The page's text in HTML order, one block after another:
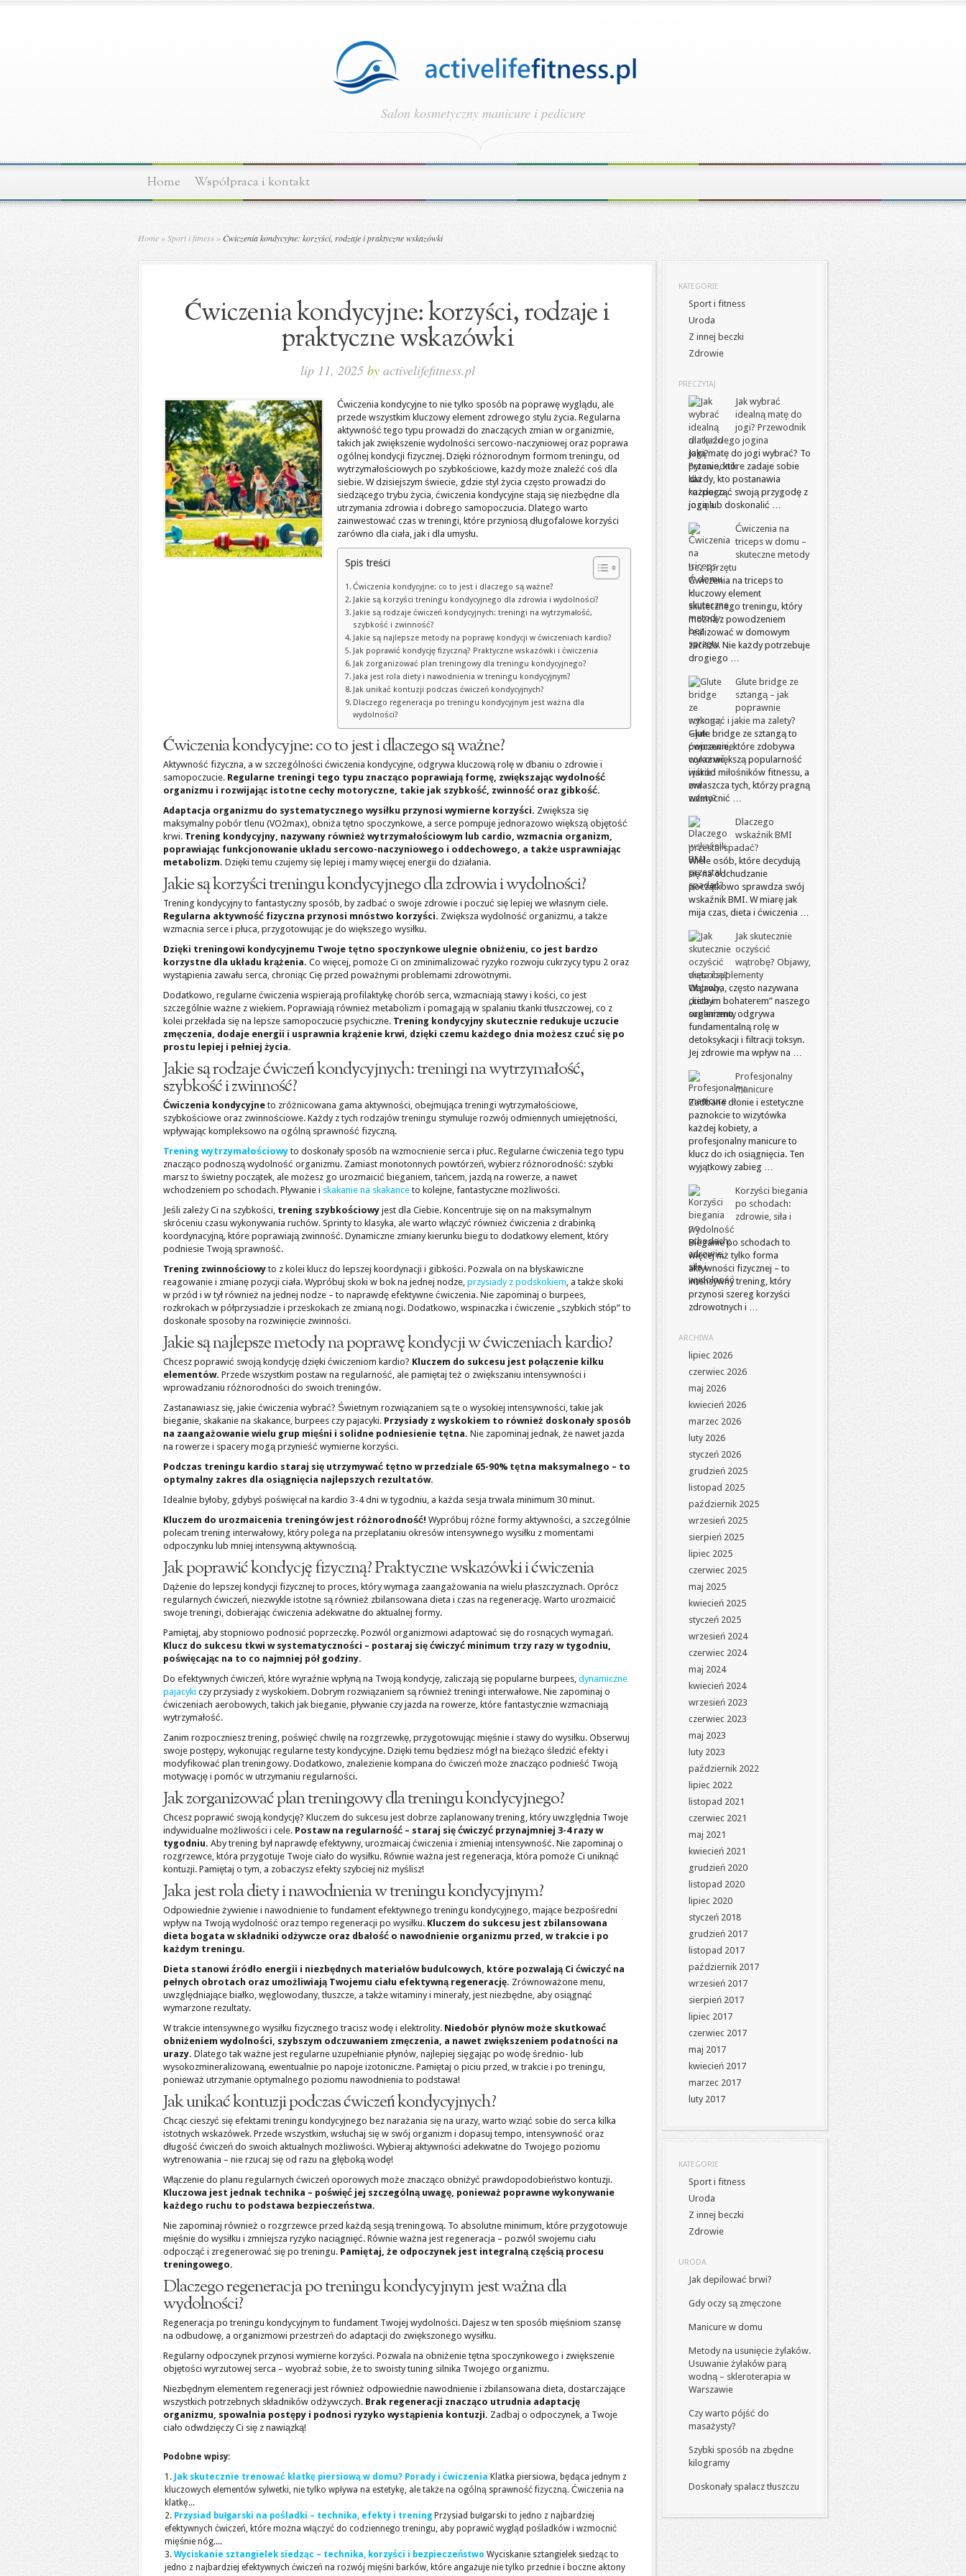
Salon kosmetyczny manicure i pedicure
Home Współpraca i kontakt
Home »Sport i fitness »Ćwiczenia kondycyjne: korzyści, rodzaje i praktyczne wskazówki
Ćwiczenia kondycyjne: korzyści, rodzaje i
praktyczne wskazówki
lip 11, 2025 by activelifefitness.pl
Ćwiczenia kondycyjne to nie tylko sposób na poprawę wyglądu, ale
przede wszystkim kluczowy element zdrowego stylu życia. Regularna
aktywność tego typu prowadzi do znaczących zmian w organizmie,
takich jak zwiększenie wydolności sercowo-naczyniowej oraz poprawa
ogólnej kondycji fizycznej. Dzięki różnorodnym formom treningu, od
wytrzymałościowych po szybkościowe, każdy może znaleźć coś dla
siebie. W dzisiejszym świecie, gdzie styl życia często prowadzi do
siedzącego trybu życia, ćwiczenia kondycyjne stają się niezbędne dla
utrzymania zdrowia i dobrego samopoczucia. Dlatego warto
zainwestować czas w treningi, które przyniosą długofalowe korzyści
zarówno dla ciała, jak i dla umysłu.
Spis treści
Ćwiczenia kondycyjne: co to jest i dlaczego są ważne?
Jakie są korzyści treningu kondycyjnego dla zdrowia i wydolności?
Jakie są rodzaje ćwiczeń kondycyjnych: treningi na wytrzymałość,
szybkość i zwinność?
Jakie są najlepsze metody na poprawę kondycji w ćwiczeniach kardio?
Jak poprawić kondycję fizyczną? Praktyczne wskazówki i ćwiczenia
Jak zorganizować plan treningowy dla treningu kondycyjnego?
Jaka jest rola diety i nawodnienia w treningu kondycyjnym?
Jak unikać kontuzji podczas ćwiczeń kondycyjnych?
Dlaczego regeneracja po treningu kondycyjnym jest ważna dla
wydolności?
Ćwiczenia kondycyjne: co to jest i dlaczego są ważne?
Aktywność fizyczna, a w szczególności ćwiczenia kondycyjne, odgrywa kluczową rolę w dbaniu o zdrowie i
samopoczucie. Regularne treningi tego typu znacząco poprawiają formę, zwiększając wydolność
organizmu i rozwijając istotne cechy motoryczne, takie jak szybkość, zwinność oraz gibkość.
Adaptacja organizmu do systematycznego wysiłku przynosi wymierne korzyści. Zwiększa się
maksymalny pobór tlenu (VO2max), obniża tętno spoczynkowe, a serce pompuje jednorazowo większą objętość
krwi. Trening kondycyjny, nazywany również wytrzymałościowym lub cardio, wzmacnia organizm,
poprawiając funkcjonowanie układu sercowo-naczyniowego i oddechowego, a także usprawniając
metabolizm. Dzięki temu czujemy się lepiej i mamy więcej energii do działania.
Jakie są korzyści treningu kondycyjnego dla zdrowia i wydolności?
Trening kondycyjny to fantastyczny sposób, by zadbać o swoje zdrowie i poczuć się lepiej we własnym ciele.
Regularna aktywność fizyczna przynosi mnóstwo korzyści. Zwiększa wydolność organizmu, a także
wzmacnia serce i płuca, przygotowując je do większego wysiłku.
Dzięki treningowi kondycyjnemu Twoje tętno spoczynkowe ulegnie obniżeniu, co jest bardzo
korzystne dla układu krążenia. Co więcej, pomoże Ci on zminimalizować ryzyko rozwoju cukrzycy typu 2 oraz
wystąpienia zawału serca, chroniąc Cię przed poważnymi problemami zdrowotnymi.
Dodatkowo, regularne ćwiczenia wspierają profilaktykę chorób serca, wzmacniają stawy i kości, co jest
szczególnie ważne z wiekiem. Poprawiają również metabolizm i pomagają w spalaniu tkanki tłuszczowej, co z
kolei przekłada się na lepsze samopoczucie psychiczne. Trening kondycyjny skutecznie redukuje uczucie
zmęczenia, dodaje energii i usprawnia krążenie krwi, dzięki czemu każdego dnia możesz czuć się po
prostu lepiej i pełniej życia.
Jakie są rodzaje ćwiczeń kondycyjnych: treningi na wytrzymałość,
szybkość i zwinność?
Ćwiczenia kondycyjne to zróżnicowana gama aktywności, obejmująca treningi wytrzymałościowe,
szybkościowe oraz zwinnościowe. Każdy z tych rodzajów treningu stymuluje rozwój odmiennych umiejętności,
wpływając kompleksowo na ogólną sprawność fizyczną.
Trening wytrzymałościowy to doskonały sposób na wzmocnienie serca i płuc. Regularne ćwiczenia tego typu
znacząco podnoszą wydolność organizmu. Zamiast monotonnych powtórzeń, wybierz różnorodność: szybki
marsz to świetny początek, ale możesz go urozmaicić bieganiem, tańcem, jazdą na rowerze, a nawet
wchodzeniem po schodach. Pływanie i skakanie na skakance to kolejne, fantastyczne możliwości.
Jeśli zależy Ci na szybkości, trening szybkościowy jest dla Ciebie. Koncentruje się on na maksymalnym
skróceniu czasu wykonywania ruchów. Sprinty to klasyka, ale warto włączyć również ćwiczenia z drabinką
koordynacyjną, które poprawiają zwinność. Dynamiczne zmiany kierunku biegu to dodatkowy element, który
podniesie Twoją sprawność.
Trening zwinnościowy to z kolei klucz do lepszej koordynacji i gibkości. Pozwala on na błyskawiczne
reagowanie i zmianę pozycji ciała. Wypróbuj skoki w bok na jednej nodze, przysiady z podskokiem, a także skoki
w przód i w tył również na jednej nodze – to naprawdę efektywne ćwiczenia. Nie zapominaj o burpees,
rozkrokach w półprzysiadzie i przeskokach ze zmianą nogi. Dodatkowo, wspinaczka i ćwiczenie „szybkich stóp” to
doskonałe sposoby na rozwinięcie zwinności.
Jakie są najlepsze metody na poprawę kondycji w ćwiczeniach kardio?
Chcesz poprawić swoją kondycję dzięki ćwiczeniom kardio? Kluczem do sukcesu jest połączenie kilku
elementów. Przede wszystkim postaw na regularność, ale pamiętaj też o zwiększaniu intensywności i
wprowadzaniu różnorodności do swoich treningów.
Zastanawiasz się, jakie ćwiczenia wybrać? Świetnym rozwiązaniem są te o wysokiej intensywności, takie jak
bieganie, skakanie na skakance, burpees czy pajacyki. Przysiady z wyskokiem to również doskonały sposób
na zaangażowanie wielu grup mięśni i solidne podniesienie tętna. Nie zapominaj jednak, że nawet jazda
na rowerze i spacery mogą przynieść wymierne korzyści.
Podczas treningu kardio staraj się utrzymywać tętno w przedziale 65-90% tętna maksymalnego – to
optymalny zakres dla osiągnięcia najlepszych rezultatów.
Idealnie byłoby, gdybyś poświęcał na kardio 3-4 dni w tygodniu, a każda sesja trwała minimum 30 minut.
Kluczem do urozmaicenia treningów jest różnorodność! Wypróbuj różne formy aktywności, a szczególnie
polecam trening interwałowy, który polega na przeplataniu okresów intensywnego wysiłku z momentami
odpoczynku lub mniej intensywną aktywnością.
Jak poprawić kondycję fizyczną? Praktyczne wskazówki i ćwiczenia
Dążenie do lepszej kondycji fizycznej to proces, który wymaga zaangażowania na wielu płaszczyznach. Oprócz
regularnych ćwiczeń, niezwykle istotne są również zbilansowana dieta i czas na regenerację. Warto urozmaicić
swoje treningi, dobierając ćwiczenia adekwatne do aktualnej formy.
Pamiętaj, aby stopniowo podnosić poprzeczkę. Pozwól organizmowi adaptować się do rosnących wymagań.
Klucz do sukcesu tkwi w systematyczności – postaraj się ćwiczyć minimum trzy razy w tygodniu,
poświęcając na to co najmniej pół godziny.
Do efektywnych ćwiczeń, które wyraźnie wpłyną na Twoją kondycję, zaliczają się popularne burpees, dynamiczne
pajacyki czy przysiady z wyskokiem. Dobrym rozwiązaniem są również treningi interwałowe. Nie zapominaj o
ćwiczeniach aerobowych, takich jak bieganie, pływanie czy jazda na rowerze, które fantastycznie wzmacniają
wytrzymałość.
Zanim rozpoczniesz trening, poświęć chwilę na rozgrzewkę, przygotowując mięśnie i stawy do wysiłku. Obserwuj
swoje postępy, wykonując regularne testy kondycyjne. Dzięki temu będziesz mógł na bieżąco śledzić efekty i
modyfikować plan treningowy. Dodatkowo, znalezienie kompana do ćwiczeń może znacząco podnieść Twoją
motywację i pomóc w utrzymaniu regularności.
Jak zorganizować plan treningowy dla treningu kondycyjnego?
Chcesz poprawić swoją kondycję? Kluczem do sukcesu jest dobrze zaplanowany trening, który uwzględnia Twoje
indywidualne możliwości i cele. Postaw na regularność – staraj się ćwiczyć przynajmniej 3-4 razy w
tygodniu. Aby trening był naprawdę efektywny, urozmaicaj ćwiczenia i zmieniaj intensywność. Nie zapominaj o
rozgrzewce, która przygotuje Twoje ciało do wysiłku. Równie ważna jest regeneracja, która pomoże Ci uniknąć
kontuzji. Pamiętaj o tym, a zobaczysz efekty szybciej niż myślisz!
Jaka jest rola diety i nawodnienia w treningu kondycyjnym?
Odpowiednie żywienie i nawodnienie to fundament efektywnego treningu kondycyjnego, mające bezpośredni
wpływ na Twoją wydolność oraz tempo regeneracji po wysiłku. Kluczem do sukcesu jest zbilansowana
dieta bogata w składniki odżywcze oraz dbałość o nawodnienie organizmu przed, w trakcie i po
każdym treningu.
Dieta stanowi źródło energii i niezbędnych materiałów budulcowych, które pozwalają Ci ćwiczyć na
pełnych obrotach oraz umożliwiają Twojemu ciału efektywną regenerację. Zrównoważone menu,
uwzględniające białko, węglowodany, tłuszcze, a także witaminy i minerały, jest niezbędne, aby osiągnąć
wymarzone rezultaty.
W trakcie intensywnego wysiłku fizycznego tracisz wodę i elektrolity. Niedobór płynów może skutkować
obniżeniem wydolności, szybszym odczuwaniem zmęczenia, a nawet zwiększeniem podatności na
urazy. Dlatego tak ważne jest regularne uzupełnianie płynów, najlepiej sięgając po wodę średnio- lub
wysokozmineralizowaną, ewentualnie po napoje izotoniczne. Pamiętaj o piciu przed, w trakcie i po treningu,
ponieważ utrzymanie optymalnego poziomu nawodnienia to podstawa!
Jak unikać kontuzji podczas ćwiczeń kondycyjnych?
Chcąc cieszyć się efektami treningu kondycyjnego bez narażania się na urazy, warto wziąć sobie do serca kilka
istotnych wskazówek. Przede wszystkim, wsłuchaj się w swój organizm i dopasuj tempo, intensywność oraz
długość ćwiczeń do swoich aktualnych możliwości. Wybieraj aktywności adekwatne do Twojego poziomu
wytrenowania – nie rzucaj się od razu na głęboką wodę!
Włączenie do planu regularnych ćwiczeń oporowych może znacząco obniżyć prawdopodobieństwo kontuzji.
Kluczowa jest jednak technika – poświęć jej szczególną uwagę, ponieważ poprawne wykonywanie
każdego ruchu to podstawa bezpieczeństwa.
Nie zapominaj również o rozgrzewce przed każdą sesją treningową. To absolutne minimum, które przygotowuje
mięśnie do wysiłku i zmniejsza ryzyko naciągnięć. Równie ważna jest regeneracja – pozwól swojemu ciału
odpocząć i zregenerować się po treningu. Pamiętaj, że odpoczynek jest integralną częścią procesu
treningowego.
Dlaczego regeneracja po treningu kondycyjnym jest ważna dla
wydolności?
Regeneracja po treningu kondycyjnym to fundament Twojej wydolności. Dajesz w ten sposób mięśniom szansę
na odbudowę, a organizmowi przestrzeń do adaptacji do zwiększonego wysiłku.
Regularny odpoczynek przynosi wymierne korzyści. Pozwala na obniżenie tętna spoczynkowego i zwiększenie
objętości wyrzutowej serca – wyobraź sobie, że to swoisty tuning silnika Twojego organizmu.
Niezbędnym elementem regeneracji jest również odpowiednie nawodnienie i zbilansowana dieta, dostarczające
wszystkich potrzebnych składników odżywczych. Brak regeneracji znacząco utrudnia adaptację
organizmu, spowalnia postępy i podnosi ryzyko wystąpienia kontuzji. Zadbaj o odpoczynek, a Twoje
ciało odwdzięczy Ci się z nawiązką!
Podobne wpisy:
Jak skutecznie trenować klatkę piersiową w domu? Porady i ćwiczenia Klatka piersiowa, będąca jednym z
kluczowych elementów sylwetki, nie tylko wpływa na estetykę, ale także na ogólną sprawność fizyczną. Ćwiczenia na
klatkę...
Przysiad bułgarski na pośladki – technika, efekty i trening Przysiad bułgarski to jedno z najbardziej
efektywnych ćwiczeń, które można włączyć do codziennego treningu, aby poprawić wygląd pośladków i wzmocnić
mięśnie nóg....
Wyciskanie sztangielek siedząc – technika, korzyści i bezpieczeństwo Wyciskanie sztangielek siedząc to
jedno z najbardziej efektywnych ćwiczeń na rozwój mięśni barków, które angażuje nie tylko przednie i boczne aktony
KATEGORIE
Sport i fitness
Uroda
Z innej beczki
Zdrowie
PRECZYTAJ
Jak wybrać
idealną matę do
jogi? Przewodnik
dla każdego jogina
Jaką matę do jogi wybrać? To
pytanie, które zadaje sobie
każdy, kto postanawia
rozpocząć swoją przygodę z
jogą lub doskonalić …
Ćwiczenia na
triceps w domu –
skuteczne metody
bez sprzętu
Ćwiczenia na triceps to
kluczowy element
skutecznego treningu, który
można z powodzeniem
realizować w domowym
zaciszu. Nie każdy potrzebuje
drogiego …
Glute bridge ze
sztangą – jak
poprawnie
wykonać i jakie ma zalety?
Glute bridge ze sztangą to
ćwiczenie, które zdobywa
coraz większą popularność
wśród miłośników fitnessu, a
zwłaszcza tych, którzy pragną
wzmocnić …
Dlaczego
wskaźnik BMI
przestał spadać?
Wiele osób, które decydują
się na odchudzanie
początkowo sprawdza swój
wskaźnik BMI. W miarę jak
mija czas, dieta i ćwiczenia …
Jak skutecznie
oczyścić
wątrobę? Objawy,
dieta i suplementy
Wątroba, często nazywana
„cichym bohaterem” naszego
organizmu, odgrywa
fundamentalną rolę w
detoksykacji i filtracji toksyn.
Jej zdrowie ma wpływ na …
Profesjonalny
manicure
Zadbane dłonie i estetyczne
paznokcie to wizytówka
każdej kobiety, a
profesjonalny manicure to
klucz do ich osiągnięcia. Ten
wyjątkowy zabieg …
Korzyści biegania
po schodach:
zdrowie, siła i
wydolność
Bieganie po schodach to
więcej niż tylko forma
aktywności fizycznej – to
intensywny trening, który
przynosi szereg korzyści
zdrowotnych i …
ARCHIWA
lipiec 2026
czerwiec 2026
maj 2026
kwiecień 2026
marzec 2026
luty 2026
styczeń 2026
grudzień 2025
listopad 2025
październik 2025
wrzesień 2025
sierpień 2025
lipiec 2025
czerwiec 2025
maj 2025
kwiecień 2025
styczeń 2025
wrzesień 2024
czerwiec 2024
maj 2024
kwiecień 2024
wrzesień 2023
czerwiec 2023
maj 2023
luty 2023
październik 2022
lipiec 2022
listopad 2021
czerwiec 2021
maj 2021
kwiecień 2021
grudzień 2020
listopad 2020
lipiec 2020
styczeń 2018
grudzień 2017
listopad 2017
październik 2017
wrzesień 2017
sierpień 2017
lipiec 2017
czerwiec 2017
maj 2017
kwiecień 2017
marzec 2017
luty 2017
KATEGORIE
Sport i fitness
Uroda
Z innej beczki
Zdrowie
URODA
Jak depilować brwi?
Gdy oczy są zmęczone
Manicure w domu
Metody na usunięcie żylaków.
Usuwanie żylaków parą
wodną – skleroterapia w
Warszawie
Czy warto pójść do
masażysty?
Szybki sposób na zbędne
kilogramy
Doskonały spalacz tłuszczu